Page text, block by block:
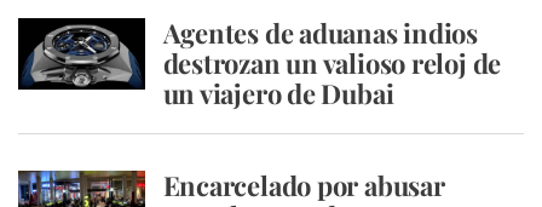
Agentes de aduanas indios
destrozan un valioso reloj de
un viajero de Dubai
Encarcelado por abusar